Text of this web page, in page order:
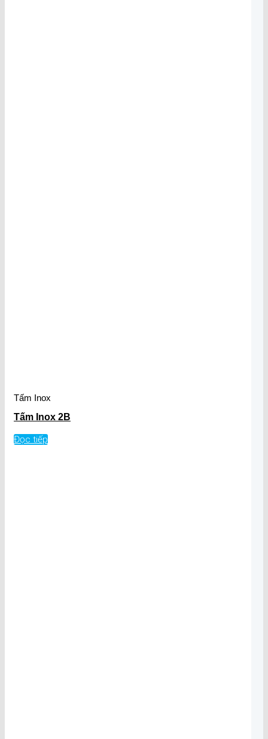
Tấm Inox
Tấm Inox 2B
Đọc tiếp